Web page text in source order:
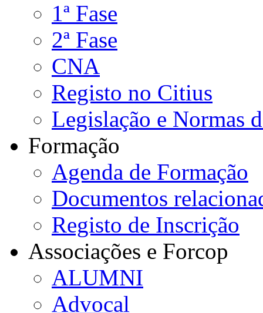
1ª Fase
2ª Fase
CNA
Registo no Citius
Legislação e Normas
Formação
Agenda de Formação
Documentos
Registo de Inscrição
Associações e Forcop
ALUMNI
Advocal